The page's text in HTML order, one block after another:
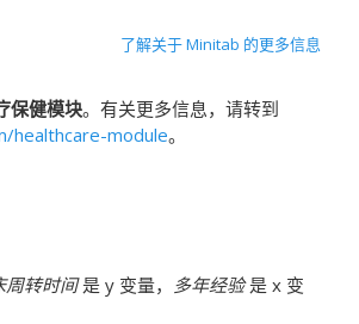
了解关于 Minitab 的更多信息
保健模块。有关更多信息，请转到
healthcare-module。
周转时间是 y 变量， 多年经验是 x 变